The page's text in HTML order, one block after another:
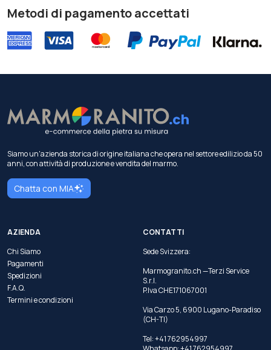
Metodi di pagamento accettati
Siamo un'azienda storica di origine italiana che opera nel settore edilizio da 50
anni, con attività di produzione e vendita del marmo.
Chatta con MIA
AZIENDA
Chi Siamo
Pagamenti
Spedizioni
F.A.Q.
Termini e condizioni
CONTATTI
Sede Svizzera:
Marmogranito.ch —Terzi Service
S.r.l.
P.Iva CHE171067001
Via Carzo 5, 6900 Lugano-Paradiso
(CH-TI)
Tel: +41 762954997